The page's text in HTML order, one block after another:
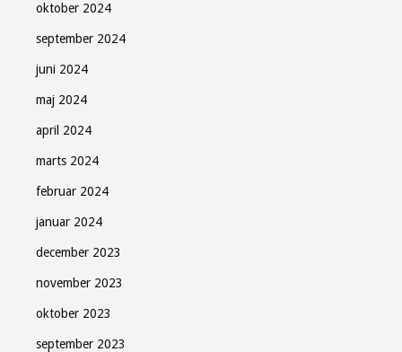
oktober 2024
september 2024
juni 2024
maj 2024
april 2024
marts 2024
februar 2024
januar 2024
december 2023
november 2023
oktober 2023
september 2023